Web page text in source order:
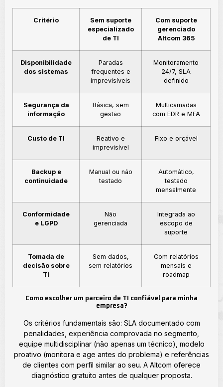
Critério
Sem suporte
especializado
de TI
Com suporte
gerenciado
Altcom 365
Disponibilidade
dos sistemas
Paradas
frequentes e
imprevisíveis
Monitoramento
24/7, SLA
definido
Segurança da
informação
Básica, sem
gestão
Multicamadas
com EDR e MFA
Custo de TI
Reativo e
imprevisível
Fixo e orçável
Backup e
continuidade
Manual ou não
testado
Automático,
testado
mensalmente
Conformidade
e LGPD
Não
gerenciada
Integrada ao
escopo de
suporte
Tomada de
decisão sobre
TI
Sem dados,
sem relatórios
Com relatórios
mensais e
roadmap
Como escolher um parceiro de TI confiável para minha
empresa?
Os critérios fundamentais são: SLA documentado com
penalidades, experiência comprovada no segmento,
equipe multidisciplinar (não apenas um técnico), modelo
proativo (monitora e age antes do problema) e referências
de clientes com perfil similar ao seu. A Altcom oferece
diagnóstico gratuito antes de qualquer proposta.